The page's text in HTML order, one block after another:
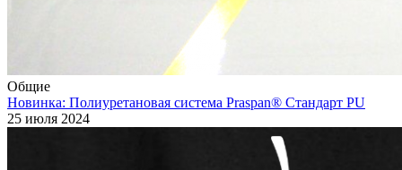
Общие
Новинка: Полиуретановая система Praspan® Стандарт PU
25 июля 2024